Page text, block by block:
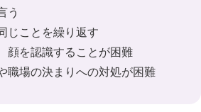
う
じことを繰り返す
顔を認識することが困難
職場の決まりへの対処が困難